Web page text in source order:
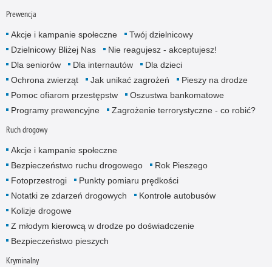
Prewencja
Akcje i kampanie społeczne
Twój dzielnicowy
Dzielnicowy Bliżej Nas
Nie reagujesz - akceptujesz!
Dla seniorów
Dla internautów
Dla dzieci
Ochrona zwierząt
Jak unikać zagrożeń
Pieszy na drodze
Pomoc ofiarom przestępstw
Oszustwa bankomatowe
Programy prewencyjne
Zagrożenie terrorystyczne - co robić?
Ruch drogowy
Akcje i kampanie społeczne
Bezpieczeństwo ruchu drogowego
Rok Pieszego
Fotoprzestrogi
Punkty pomiaru prędkości
Notatki ze zdarzeń drogowych
Kontrole autobusów
Kolizje drogowe
Z młodym kierowcą w drodze po doświadczenie
Bezpieczeństwo pieszych
Kryminalny